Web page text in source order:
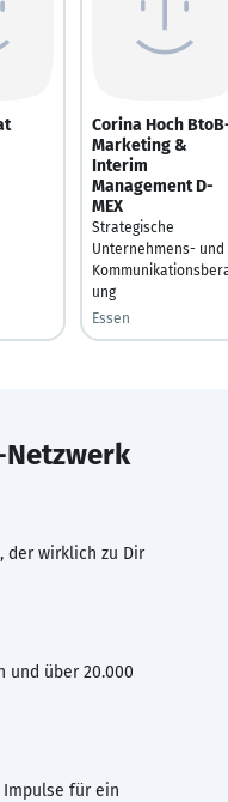
Corina Hoch
Marketing &
Interim
Management D-
MEX
Strategische
Unternehmens- und
ung
Essen
Netzwerk
der wirklich zu Dir
und über 20.000
für ein